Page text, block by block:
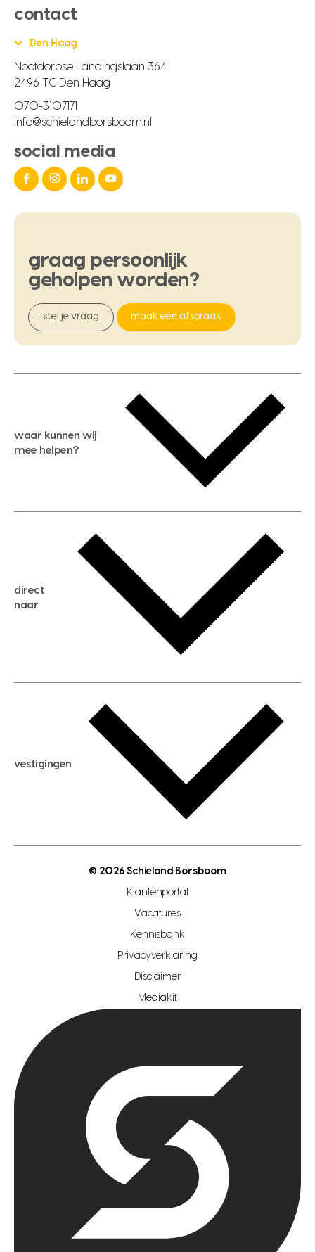
contact
Den Haag
Nootdorpse Landingslaan 364
2496 TC Den Haag
070-3107171
info@schielandborsboom.nl
social media
graag persoonlijk
geholpen worden?
stel je vraag maak een afspraak
waar kunnen wij
mee helpen?
gratis zoekservice
huis verkopen
huis kopen
aankoopadvies
verkoopadvies
hypotheekadvies
direct
naar
hypotheek berekenen
maximale hypotheek berekenen
hypotheek bespaarcheck
gratis zoekprofiel aanmaken
open woningwaarde dag
vestigingen
makelaar regio zoetermeer
hypotheekshop regio den haag
hypotheekshop regio rotterdam
© 2026 Schieland Borsboom
Klantenportal
Vacatures
Kennisbank
Privacyverklaring
Disclaimer
Mediakit